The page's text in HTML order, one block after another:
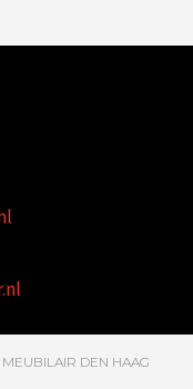
DEN HAAG